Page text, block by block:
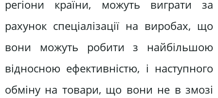
регіони країни, можуть виграти за
рахунок спеціалізації на виробах, що
вони можуть робити з найбільшою
відносною ефективністю, і наступного
обміну на товари, що вони не в змозі